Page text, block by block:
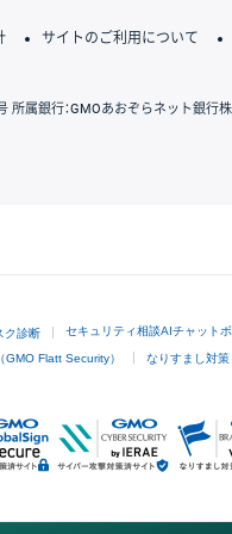
サイトのご利用について
所属銀行：GMOあおぞらネット銀行
ク診断 セキュリティ相談AIチャットボ
Flatt Security） なりすまし対策